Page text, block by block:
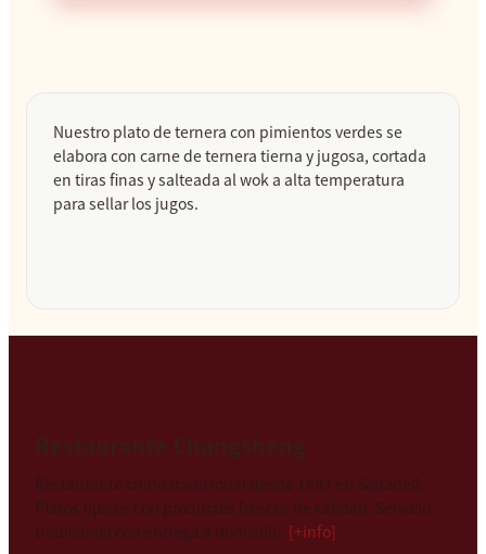
Nuestro plato de ternera con pimientos verdes se
elabora con carne de ternera tierna y jugosa, cortada
en tiras finas y salteada al wok a alta temperatura
para sellar los jugos.
Restaurante chino tradicional desde 1993 en Sabadell.
Platos típicos con productos frescos de calidad. Servicio
tradicional con entrega a domicilio. [+info]